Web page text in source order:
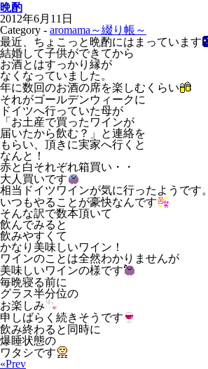
晩酌
2012年6月11日
Category - aromama～綴り帳～
最近、ちょこっと晩酌にはまっています
結婚して子供ができてから
お酒とはすっかり縁が
なくなっていました。
年に数回のお酒の席を楽しむくらい
それがゴールデンウィークに
ドイツへ行っていた母が
「お土産で買ったワインが
届いたから飲む？」と連絡を
もらい、頂きに実家へ行くと
なんと！
赤と白それぞれ箱買い・・
大人買いです
相当ドイツワインが気に行ったようです。
いつもやることが豪快なんです
そんな訳で数本頂いて
飲んでみると
飲みやすくて
かなり美味しいワイン！
ワインのことは全然わかりませんが
美味しいワインの様です
毎晩寝る前に
グラス半分位の
お楽しみ
申しばらく続きそうです
飲み終わると同時に
爆睡状態の
ワタシです
«Prev